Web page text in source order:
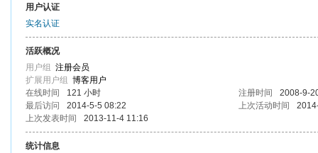
用户认证
实名认证
活跃概况
用户组 注册会员
扩展用户组 博客用户
在线时间
121 小时 注册时间
2008-9-
最后访问
2014-5-5 08:22 上次活动时间
上次发表时间
2013-11-4 11:16
统计信息